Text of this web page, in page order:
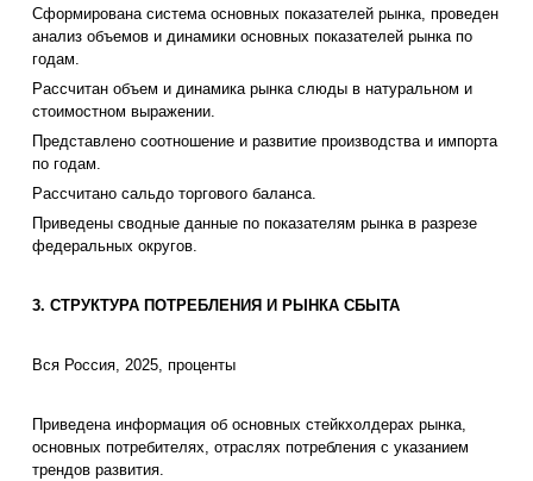
Сформирована система основных показателей рынка, проведен
анализ объемов и динамики основных показателей рынка по
годам.
Рассчитан объем и динамика рынка слюды в натуральном и
стоимостном выражении.
Представлено соотношение и развитие производства и импорта
по годам.
Рассчитано сальдо торгового баланса.
Приведены сводные данные по показателям рынка в разрезе
федеральных округов.
3. СТРУКТУРА ПОТРЕБЛЕНИЯ И РЫНКА СБЫТА
Вся Россия, 2025, проценты
Приведена информация об основных стейкхолдерах рынка,
основных потребителях, отраслях потребления с указанием
трендов развития.